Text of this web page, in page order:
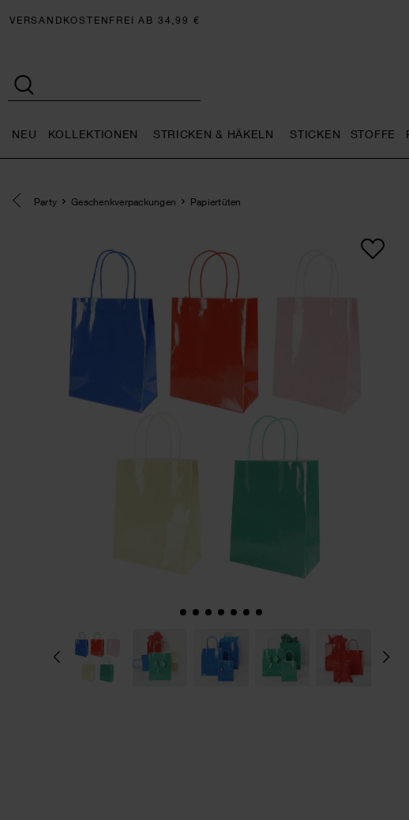
VERSANDKOSTENFREI AB 34,99 €
NEU KOLLEKTIONEN STRICKEN & HÄKELN STICKEN STOFFE
Eine Kategorie zurück navigieren
Party Geschenkverpackungen Papiertüten